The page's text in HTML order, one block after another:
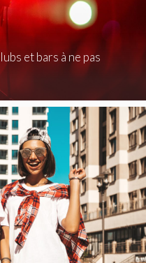
et bars à ne pas